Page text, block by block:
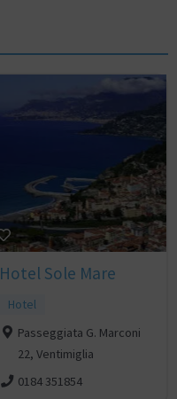
Hotel Sole Mare
Hotel
Passeggiata G. Marconi
22, Ventimiglia
0184 351854